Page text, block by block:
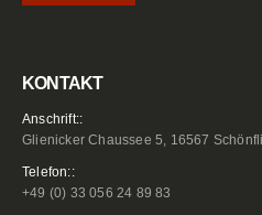
KONTAKT
Anschrift::
Glienicker Chaussee 5, 16567
Telefon::
+49 (0) 33 056 24 89 83